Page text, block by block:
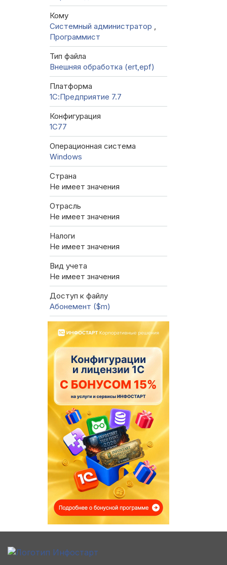
Кому
Системный администратор ,
Программист
Тип файла
Внешняя обработка (ert,epf)
Платформа
1С:Предприятие 7.7
Конфигурация
1C77
Операционная система
Windows
Страна
Не имеет значения
Отрасль
Не имеет значения
Налоги
Не имеет значения
Вид учета
Не имеет значения
Доступ к файлу
Абонемент ($m)